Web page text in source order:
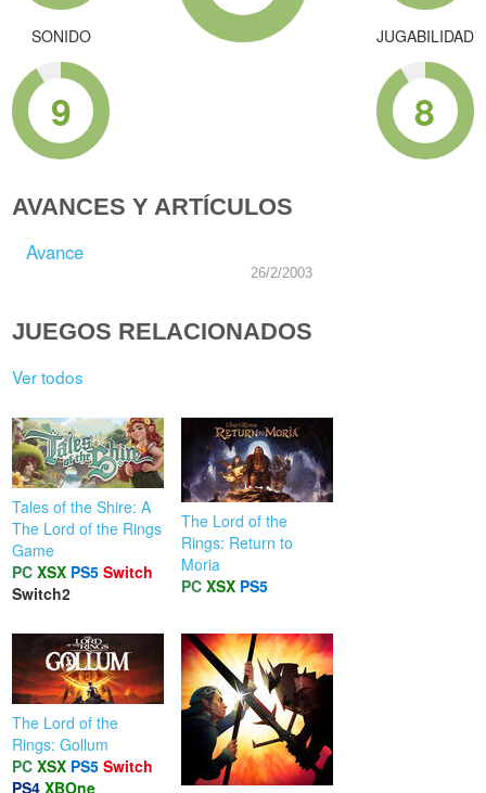
SONIDO
9
JUGABILIDAD
8
AVANCES Y ARTÍCULOS
Avance
26/2/2003
JUEGOS RELACIONADOS
Ver todos
Tales of the Shire: A
The Lord of the Rings
Game
PC XSX PS5 Switch
Switch2
The Lord of the
Rings: Return to
Moria
PC XSX PS5
The Lord of the
Rings: Gollum
PC XSX PS5 Switch
PS4 XBOne